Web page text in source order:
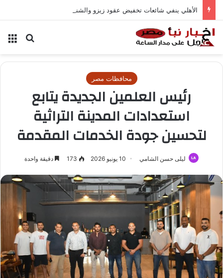
الأهلي ينفي شائعات تخفيض عقود زيزو والشناوي
بحث
محافظات مصر
رئيس العلمين الجديدة يتابع
استعدادات المدينة التراثية
لتحسين جودة الخدمات المقدمة
ليلى حسن الشامي 10 يونيو 2026 173 دقيقة واحدة